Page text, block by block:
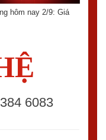
hôm nay 2/9: Giá
6083